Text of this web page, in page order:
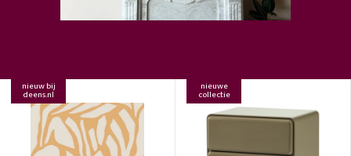
nieuw bij
deens.nl
nieuwe
collectie